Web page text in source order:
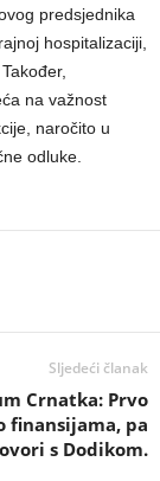
predsjednika
hospitalizaciji,
na važnost
naročito u
odluke.
Sljedeći članak
Crnatka: Prvo
finansijama, pa
s Dodikom.